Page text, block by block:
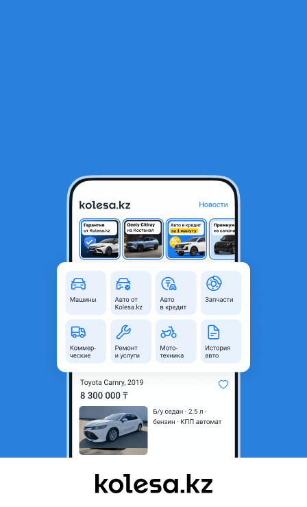
Двигатель Гольф 3 2, 0
Караганда, Карагандинская
область
Б/y
Есть доставка
Да
Подходит на авто
Volkswagen Golf
1983 - 1992 2 поколение, 1991 - 2002 3 поколение, 1997 -
2005 4 поколение, 1974 - 1993 1 поколение
Комментарий продавца